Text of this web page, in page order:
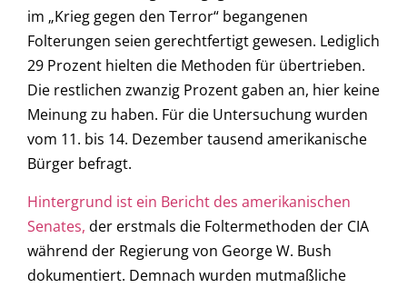
im „Krieg gegen den Terror“ begangenen
Folterungen seien gerechtfertigt gewesen. Lediglich
29 Prozent hielten die Methoden für übertrieben.
Die restlichen zwanzig Prozent gaben an, hier keine
Meinung zu haben. Für die Untersuchung wurden
vom 11. bis 14. Dezember tausend amerikanische
Bürger befragt.
Hintergrund ist ein Bericht des amerikanischen
Senates, der erstmals die Foltermethoden der CIA
während der Regierung von George W. Bush
dokumentiert. Demnach wurden mutmaßliche